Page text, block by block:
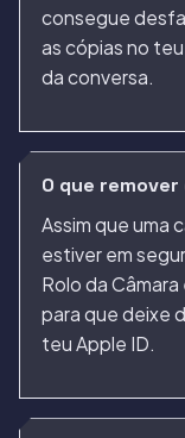
consegue
as cópias no
da conversa.
O que
Assim que uma
estiver em
Rolo da
para que deixe
teu Apple ID.